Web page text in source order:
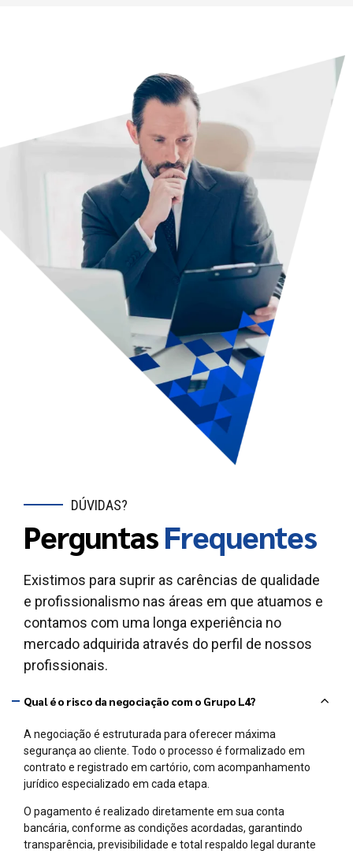
DÚVIDAS?
PerguntasFrequentes
Existimos para suprir as carências de qualidade
e profissionalismo nas áreas em que atuamos e
contamos com uma longa experiência no
mercado adquirida através do perfil de nossos
profissionais.
Qual é o risco da negociação com o Grupo L4?
A negociação é estruturada para oferecer máxima
segurança ao cliente. Todo o processo é formalizado em
contrato e registrado em cartório, com acompanhamento
jurídico especializado em cada etapa.
O pagamento é realizado diretamente em sua conta
bancária, conforme as condições acordadas, garantindo
transparência, previsibilidade e total respaldo legal durante